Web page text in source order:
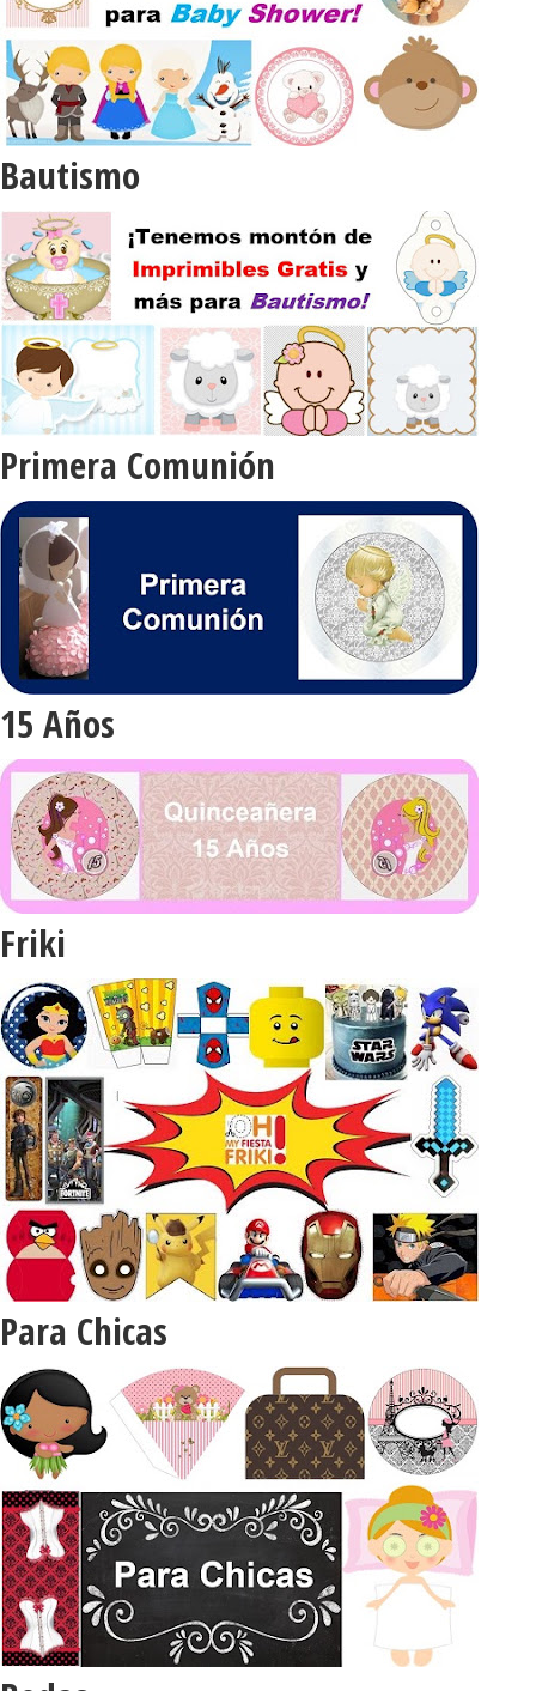
Bautismo
Primera Comunión
15 Años
Friki
Para Chicas